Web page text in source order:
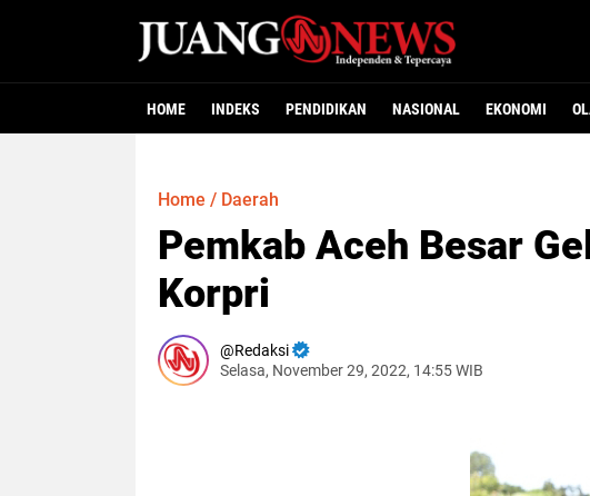
HOME INDEKS PENDIDIKAN NASIONAL EKONOMI
Home / Daerah
Pemkab Aceh Besar
Korpri
Redaksi
Selasa, November 29, 2022, 14:55 WIB